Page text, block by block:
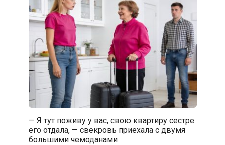
— Я тут поживу у вас, свою квартиру сестре
его отдала, — свекровь приехала с двумя
большими чемоданами